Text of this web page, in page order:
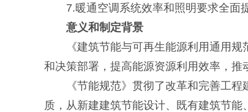
7.暖通空调系统效率和照明要求全面
意义和制定背景
《建筑节能与可再生能源利用通用规
和决策部署，提高能源资源利用效率，推
《节能规范》贯彻了改革和完善工程
质，从新建建筑节能设计、既有建筑节